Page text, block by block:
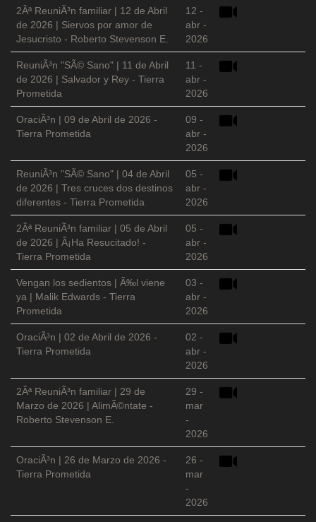
2Âª ReuniÃ³n familiar | 12 de Abril
de 2026 | Siervos por amor de
Jesucristo - Roberto Stevenson E.
12 -
abr -
2026
ReuniÃ³n "SÃ© Sano" | 11 de Abril
de 2026 | Salvador y Rey - Tierra
Prometida
11 -
abr -
2026
OraciÃ³n | 09 de Abril de 2026 -
Tierra Prometida
09 -
abr -
2026
ReuniÃ³n "SÃ© Sano" | 04 de Abril
de 2026 | Tres cruces dos destinos
diferentes - Tierra Prometida
05 -
abr -
2026
2Âª ReuniÃ³n familiar | 05 de Abril
de 2026 | Â¡Ha Resucitado! -
Tierra Prometida
05 -
abr -
2026
Vengan los sedientos | Ã‰l viene
ya | Malik Edwards - Tierra
Prometida
03 -
abr -
2026
OraciÃ³n | 02 de Abril de 2026 -
Tierra Prometida
02 -
abr -
2026
2Âª ReuniÃ³n familiar | 29 de
Marzo de 2026 | AlimÃ©ntate -
Roberto Stevenson E.
29 -
mar
-
2026
OraciÃ³n | 26 de Marzo de 2026 -
Tierra Prometida
26 -
mar
-
2026